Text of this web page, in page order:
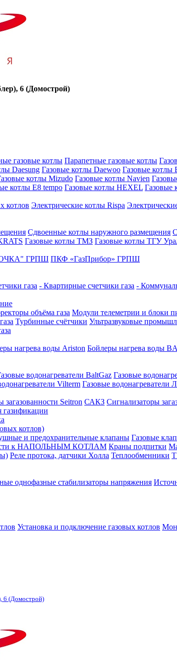
6 (Домострой)
газовые котлы Парапетные газовые котлы
Daesung Газовые котлы Daewoo Газовые котлы
котлы Mizudo Газовые котлы Navien
котлы E8 tempo Газовые котлы HEXEL Газовые
котлов Электрические котлы Rispa
Сдвоенные котлы наружного размещения
Газовые котлы ТМЗ Газовые котлы ТГУ
ГРПШ ПКФ «ГазПрибор» ГРПШ
газа - Квартирные счетчики газа -
объёма газа Модули телеметрии и блоки
Турбинные счётчики Ультразвуковые
нагрева воды Ariston Бойлеры нагрева воды
водонагреватели BaltGaz Газовые
Vilterm Газовые водонагреватели
Seitron САКЗ Сигнализаторы
газификации
котлов)
и предохранительные клапаны Газовые
к НАПОЛЬНЫМ КОТЛАМ Краны подпитки
Реле протока, датчики Холла Теплообменники
однофазные стабилизаторы напряжения
Установка и подключение газовых котлов
6 (Домострой)